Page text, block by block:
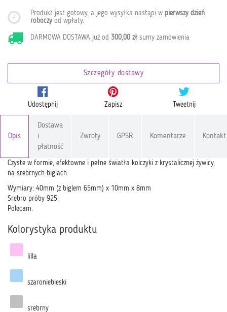
Produkt jest gotowy, a jego wysyłka nastąpi w pierwszy dzień
roboczy od wpłaty.
DARMOWA DOSTAWA już od300,00 zł sumy zamówienia
Szczegóły dostawy
Udostępnij Zapisz Tweetnij
Opis
Dostawa
i
płatność
Zwroty GPSR Komentarze Kontakt
Czyste w formie, efektowne i pełne światła kolczyki z krystalicznej żywicy,
na srebrnych biglach.
Wymiary: 40mm (z biglem 65mm) x 10mm x 8mm
Srebro próby 925.
Polecam.
Kolorystyka produktu
lilla
szaroniebieski
srebrny